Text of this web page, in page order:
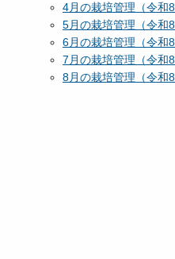
4月の栽培管理（令和
5月の栽培管理（令和
6月の栽培管理（令和
7月の栽培管理（令和
8月の栽培管理（令和